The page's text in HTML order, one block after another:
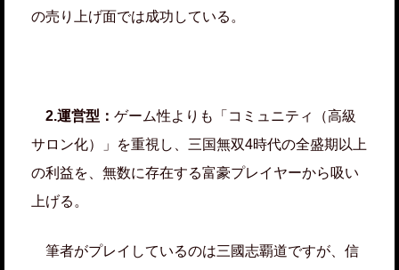
の売り上げ面では成功している。
2.運営型： ゲーム性よりも「コミュニティ（高級
サロン化）」を重視し、三国無双4時代の全盛期以上
の利益を、無数に存在する富豪プレイヤーから吸い
上げる。
筆者がプレイしているのは三國志覇道ですが、信